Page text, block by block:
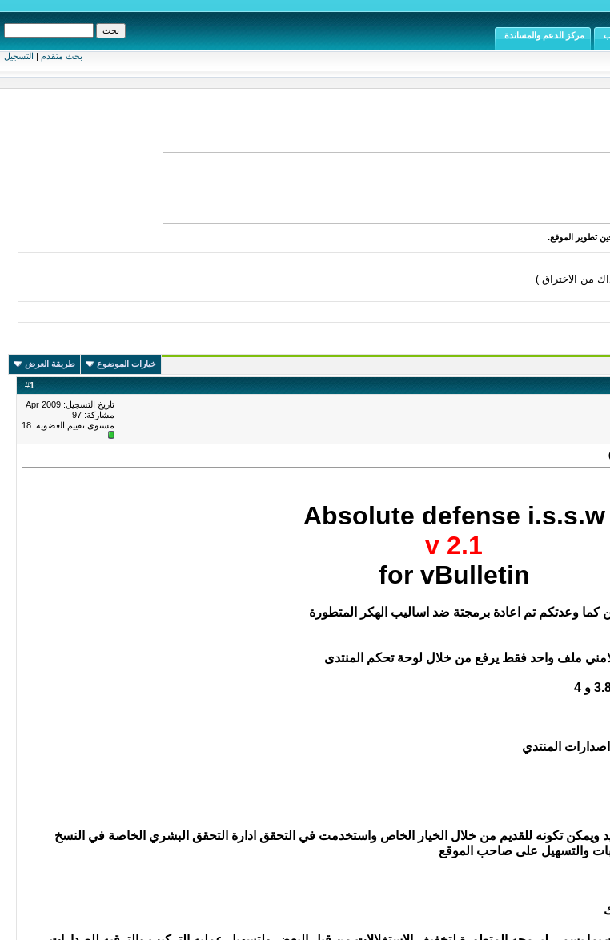
بحث متقدم | التسجيل
مركز الدعم والمساندة
تطوير الموقع.
خيارات الموضوع طريقة العرض
#1
تاريخ التسجيل: Apr 2009
مشاركة: 97
مستوى تقييم العضوية: 18
Absolute defense i.s.s.w
v 2.1
for vBulletin
كما وعدتكم تم اعادة برمجتة ضد اساليب الهكر المتطورة
ويمكن تكونه للقديم من خلال الخيار الخاص واستخدمت في التحقق ادارة التحقق البشري الخاصة في النسخ
والتسهيل على صاحب الموقع